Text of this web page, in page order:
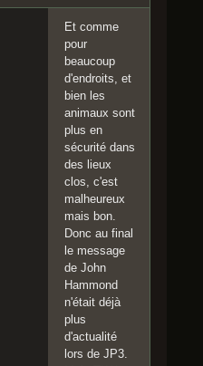
Et comme
pour
beaucoup
d'endroits, et
bien les
animaux sont
plus en
sécurité dans
des lieux
clos, c'est
malheureux
mais bon.
Donc au final
le message
de John
Hammond
n'était déjà
plus
d'actualité
lors de JP3.